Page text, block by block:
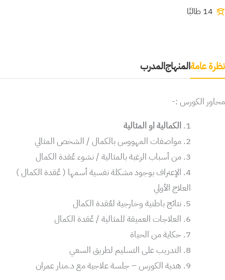
14 طالبًا
نظرة عامةالمنهاجالمدرب
محاور الكورس :-
الكمالية او المثالية
مواصفات المهووس بالكمال / الشخص المثالي
من أسباب الرغبة بالمثالية / نشوء عُقدة الكمال
الإعتراف بوجود مشكلة نفسية أسمها ( عُقدة الكمال )
العلاج الأولي
نتائج باطنية وخارجية لعُقدة الكمال
العلاجات العميقة للمثالية / عُقدة الكمال
حكاية من الحياة
التدريب على التسليم لطريق السعي
هدية الكورس – جلسة علاجية مع د.منار عمران